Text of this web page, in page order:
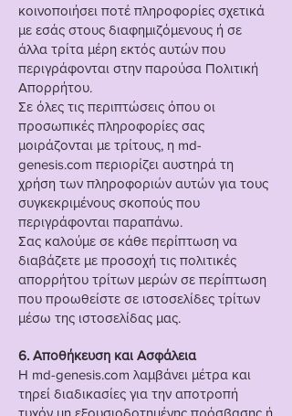
κοινοποιήσει ποτέ πληροφορίες σχετικά
με εσάς στους διαφημιζόμενους ή σε
άλλα τρίτα μέρη εκτός αυτών που
περιγράφονται στην παρούσα Πολιτική
Απορρήτου.
Σε όλες τις περιπτώσεις όπου οι
προσωπικές πληροφορίες σας
μοιράζονται με τρίτους, η md-
genesis.com περιορίζει αυστηρά τη
χρήση των πληροφοριών αυτών για τους
συγκεκριμένους σκοπούς που
περιγράφονται παραπάνω.
Σας καλούμε σε κάθε περίπτωση να
διαβάζετε με προσοχή τις πολιτικές
απορρήτου τρίτων μερών σε περίπτωση
που προωθείστε σε ιστοσελίδες τρίτων
μέσω της ιστοσελίδας μας.
6. Αποθήκευση και Ασφάλεια
Η md-genesis.com λαμβάνει μέτρα και
τηρεί διαδικασίες για την αποτροπή
τυχόν μη εξουσιοδοτημένης πρόσβασης ή